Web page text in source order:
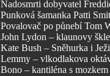
Nadosmrti dobyvatel
Punková šamanka Patti
Povalovač po půnebí Tom
John Lydon – klaunovy
Kate Bush – Sněhurka i
Lemmy – vlkodlakova
Bono – kantiléna s